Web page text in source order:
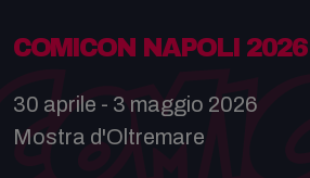
COMICON NAPOLI 2026
30 aprile - 3 maggio 2026
Mostra d'Oltremare